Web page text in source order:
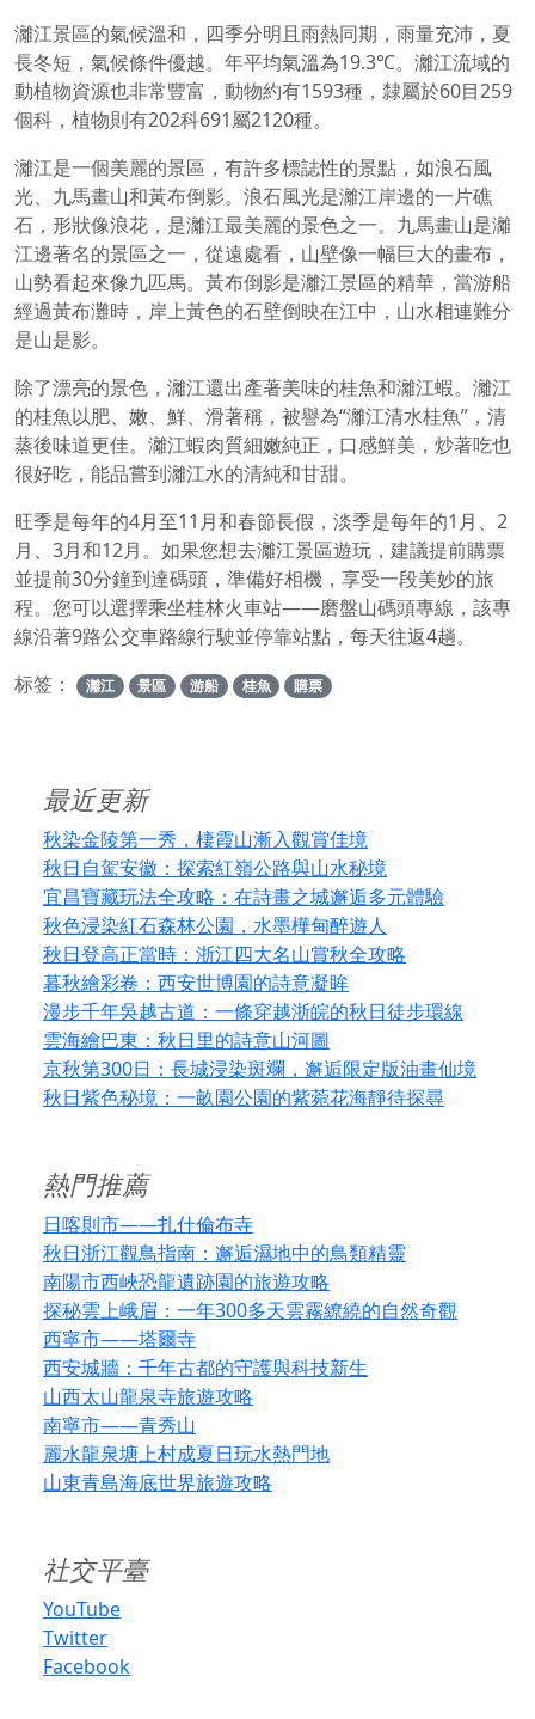
灕江景區的氣候溫和，四季分明且雨熱同期，雨量充沛，夏
長冬短，氣候條件優越。年平均氣溫為19.3℃。灕江流域的
動植物資源也非常豐富，動物約有1593種，隸屬於60目259
個科，植物則有202科691屬2120種。
灕江是一個美麗的景區，有許多標誌性的景點，如浪石風
光、九馬畫山和黃布倒影。浪石風光是灕江岸邊的一片礁
石，形狀像浪花，是灕江最美麗的景色之一。九馬畫山是灕
江邊著名的景區之一，從遠處看，山壁像一幅巨大的畫布，
山勢看起來像九匹馬。黃布倒影是灕江景區的精華，當游船
經過黃布灘時，岸上黃色的石壁倒映在江中，山水相連難分
是山是影。
除了漂亮的景色，灕江還出產著美味的桂魚和灕江蝦。灕江
的桂魚以肥、嫩、鮮、滑著稱，被譽為“灕江清水桂魚”，清
蒸後味道更佳。灕江蝦肉質細嫩純正，口感鮮美，炒著吃也
很好吃，能品嘗到灕江水的清純和甘甜。
旺季是每年的4月至11月和春節長假，淡季是每年的1月、2
月、3月和12月。如果您想去灕江景區遊玩，建議提前購票
並提前30分鐘到達碼頭，準備好相機，享受一段美妙的旅
程。您可以選擇乘坐桂林火車站——磨盤山碼頭專線，該專
線沿著9路公交車路線行駛並停靠站點，每天往返4趟。
标签：
灕江 景區 游船 桂魚 購票
最近更新
秋染金陵第一秀，棲霞山漸入觀賞佳境
秋日自駕安徽：探索紅嶺公路與山水秘境
宜昌寶藏玩法全攻略：在詩畫之城邂逅多元體驗
秋色浸染紅石森林公園，水墨樺甸醉遊人
秋日登高正當時：浙江四大名山賞秋全攻略
暮秋繪彩卷：西安世博園的詩意凝眸
漫步千年吳越古道：一條穿越浙皖的秋日徒步環線
雲海繪巴東：秋日里的詩意山河圖
京秋第300日：長城浸染斑斕，邂逅限定版油畫仙境
秋日紫色秘境：一畝園公園的紫菀花海靜待探尋
熱門推薦
日喀則市——扎什倫布寺
秋日浙江觀鳥指南：邂逅濕地中的鳥類精靈
南陽市西峽恐龍遺跡園的旅遊攻略
探秘雲上峨眉：一年300多天雲霧繚繞的自然奇觀
西寧市——塔爾寺
西安城牆：千年古都的守護與科技新生
山西太山龍泉寺旅遊攻略
南寧市——青秀山
麗水龍泉塘上村成夏日玩水熱門地
山東青島海底世界旅遊攻略
社交平臺
YouTube
Twitter
Facebook